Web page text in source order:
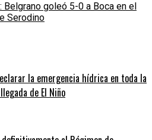
Belgrano goleó 5-0 a Boca en el
Serodino
la emergencia hídrica en toda la
de El Niño